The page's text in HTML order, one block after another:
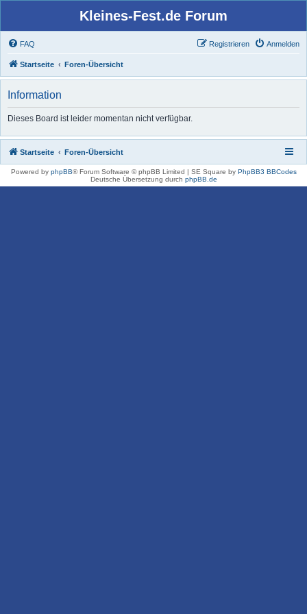
Kleines-Fest.de Forum
FAQ Anmelden
Registrieren
Startseite Foren-Übersicht
Information
Dieses Board ist leider momentan nicht verfügbar.
Startseite Foren-Übersicht
Powered by phpBB® Forum Software © phpBB Limited | SE Square by PhpBB3 BBCodes
Deutsche Übersetzung durch phpBB.de